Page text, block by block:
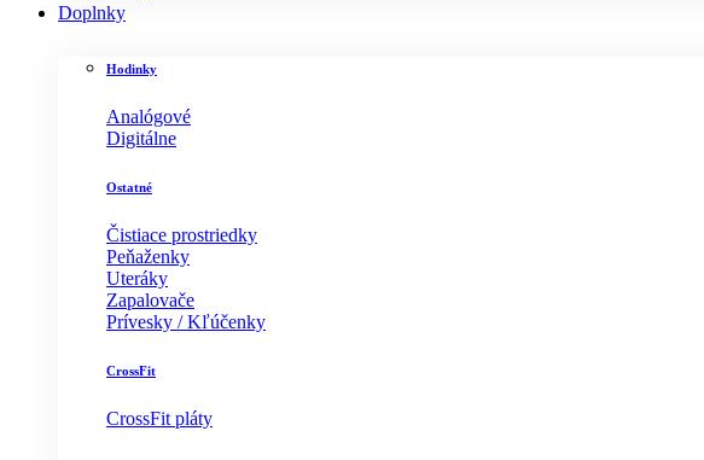
Doplnky
Hodinky
Analógové
Digitálne
Ostatné
Čistiace prostriedky
Peňaženky
Uteráky
Zapalovače
Prívesky / Kľúčenky
CrossFit
CrossFit pláty